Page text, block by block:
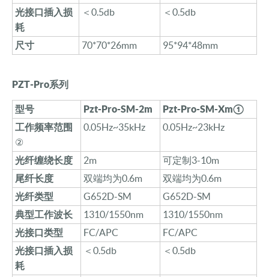
光接口插入损
耗
＜0.5db ＜0.5db
尺寸 70*70*26mm 95*94*48mm
PZT-Pro系列
型号 Pzt-Pro-SM-2m Pzt-Pro-SM-Xm①
工作频率范围
②
0.05Hz~35kHz 0.05Hz~23kHz
光纤缠绕长度 2m
可定制3-10m
尾纤长度 双端均为0.6m
双端均为0.6m
光纤类型
G652D-SM
G652D-SM
典型工作波长 1310/1550nm
1310/1550nm
光接口类型 FC/APC
FC/APC
光接口插入损
耗
＜ 0.5db ＜ 0.5db